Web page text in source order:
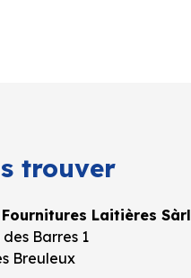
trouver
Laitières Sàrl
des Barres 1
Breuleux